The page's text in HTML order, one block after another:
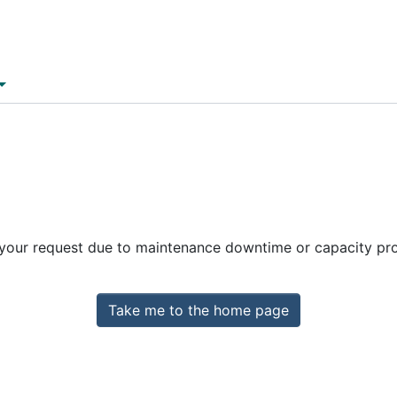
request due to maintenance downtime or capacity
Take me to the home page